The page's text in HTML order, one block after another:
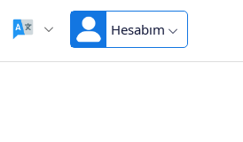
Hesabım